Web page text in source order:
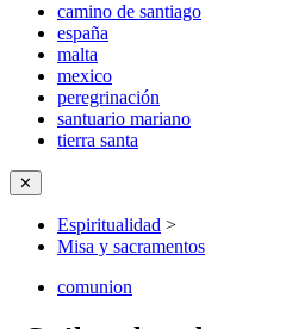
camino de santiago
españa
malta
mexico
peregrinación
santuario mariano
tierra santa
✕
Espiritualidad >
Misa y sacramentos
comunion